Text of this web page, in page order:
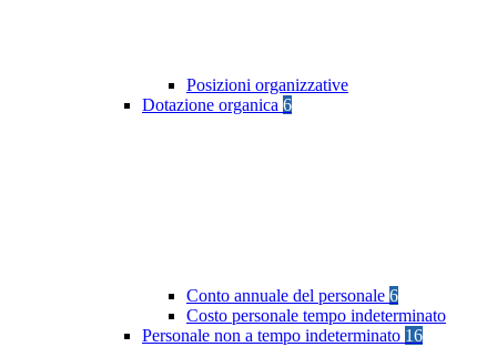
Posizioni organizzative
Dotazione organica 6
Conto annuale del personale 6
Costo personale tempo indeterminato
Personale non a tempo indeterminato 16